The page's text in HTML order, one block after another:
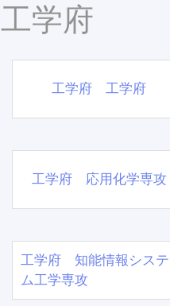
工学府
工学府 工学府
工学府 応用化学専攻
工学府 知能情報システ
ム工学専攻